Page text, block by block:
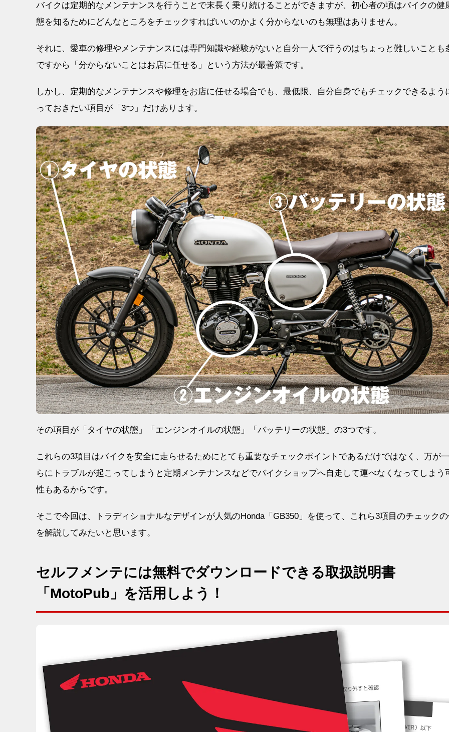
バイクは定期的なメンテナンスを行うことで末長く乗り続けることができますが、初心者の頃はバイクの健
態を知るためにどんなところをチェックすればいいのかよく分からないのも無理はありません。
それに、愛車の修理やメンテナンスには専門知識や経験がないと自分一人で行うのはちょっと難しいことも
ですから「分からないことはお店に任せる」という方法が最善策です。
しかし、定期的なメンテナンスや修理をお店に任せる場合でも、最低限、自分自身でもチェックできるよう
っておきたい項目が「3つ」だけあります。
その項目が「タイヤの状態」「エンジンオイルの状態」「バッテリーの状態」の3つです。
これらの3項目はバイクを安全に走らせるためにとても重要なチェックポイントであるだけではなく、万が
らにトラブルが起こってしまうと定期メンテナンスなどでバイクショップへ自走して運べなくなってしまう
性もあるからです。
そこで今回は、トラディショナルなデザインが人気のHonda「GB350」を使って、これら3項目のチェック
を解説してみたいと思います。
セルフメンテには無料でダウンロードできる取扱説明書
「MotoPub」を活用しよう！